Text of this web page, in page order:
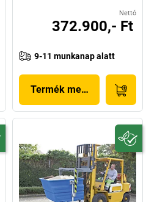
Nettó
372.900,- Ft
9-11 munkanap alatt
Termék megjelenítése